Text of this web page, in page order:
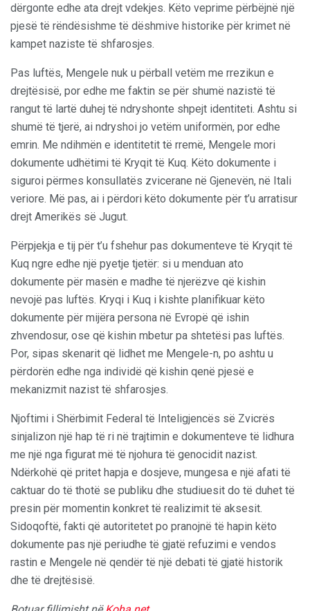
dërgonte edhe ata drejt vdekjes. Këto veprime përbëjnë një
pjesë të rëndësishme të dëshmive historike për krimet në
kampet naziste të shfarosjes.
Pas luftës, Mengele nuk u përball vetëm me rrezikun e
drejtësisë, por edhe me faktin se për shumë nazistë të
rangut të lartë duhej të ndryshonte shpejt identiteti. Ashtu si
shumë të tjerë, ai ndryshoi jo vetëm uniformën, por edhe
emrin. Me ndihmën e identitetit të rremë, Mengele mori
dokumente udhëtimi të Kryqit të Kuq. Këto dokumente i
siguroi përmes konsullatës zvicerane në Gjenevën, në Itali
veriore. Më pas, ai i përdori këto dokumente për t’u arratisur
drejt Amerikës së Jugut.
Përpjekja e tij për t’u fshehur pas dokumenteve të Kryqit të
Kuq ngre edhe një pyetje tjetër: si u menduan ato
dokumente për masën e madhe të njerëzve që kishin
nevojë pas luftës. Kryqi i Kuq i kishte planifikuar këto
dokumente për mijëra persona në Evropë që ishin
zhvendosur, ose që kishin mbetur pa shtetësi pas luftës.
Por, sipas skenarit që lidhet me Mengele-n, po ashtu u
përdorën edhe nga individë që kishin qenë pjesë e
mekanizmit nazist të shfarosjes.
Njoftimi i Shërbimit Federal të Inteligjencës së Zvicrës
sinjalizon një hap të ri në trajtimin e dokumenteve të lidhura
me një nga figurat më të njohura të genocidit nazist.
Ndërkohë që pritet hapja e dosjeve, mungesa e një afati të
caktuar do të thotë se publiku dhe studiuesit do të duhet të
presin për momentin konkret të realizimit të aksesit.
Sidoqoftë, fakti që autoritetet po pranojnë të hapin këto
dokumente pas një periudhe të gjatë refuzimi e vendos
rastin e Mengele në qendër të një debati të gjatë historik
dhe të drejtësisë.